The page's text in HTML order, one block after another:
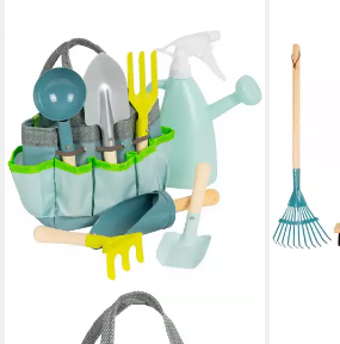
SMALL FOOT